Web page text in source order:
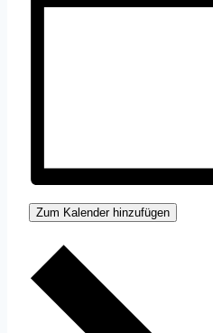
Zum Kalender hinzufügen